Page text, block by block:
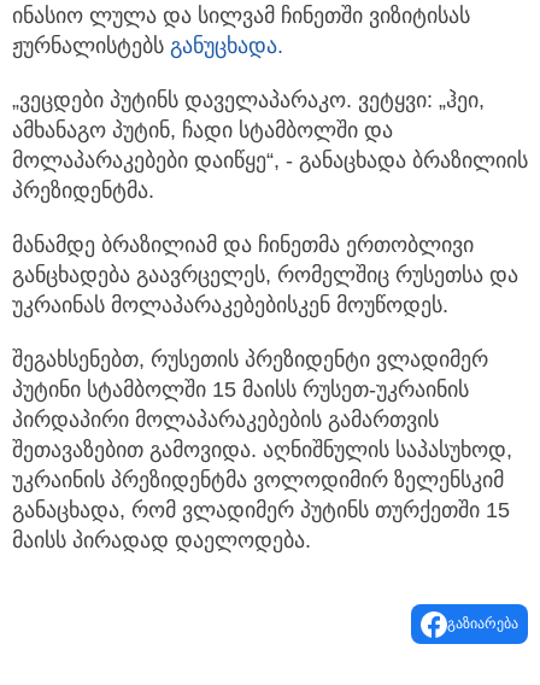
ინასიო ლულა და სილვამ ჩინეთში ვიზიტისას
ჟურნალისტებს განუცხადა.
„ვეცდები პუტინს დაველაპარაკო. ვეტყვი: „ჰეი,
ამხანაგო პუტინ, ჩადი სტამბოლში და
მოლაპარაკებები დაიწყე“, - განაცხადა ბრაზილიის
პრეზიდენტმა.
მანამდე ბრაზილიამ და ჩინეთმა ერთობლივი
განცხადება გაავრცელეს, რომელშიც რუსეთსა და
უკრაინას მოლაპარაკებებისკენ მოუწოდეს.
შეგახსენებთ, რუსეთის პრეზიდენტი ვლადიმერ
პუტინი სტამბოლში 15 მაისს რუსეთ-უკრაინის
პირდაპირი მოლაპარაკებების გამართვის
შეთავაზებით გამოვიდა. აღნიშნულის საპასუხოდ,
უკრაინის პრეზიდენტმა ვოლოდიმირ ზელენსკიმ
განაცხადა, რომ ვლადიმერ პუტინს თურქეთში 15
მაისს პირადად დაელოდება.
გაზიარება